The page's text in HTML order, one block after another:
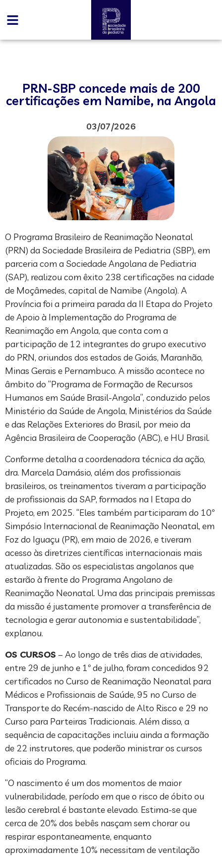
PRN-SBP concede mais de 200
certificações em Namibe, na Angola
03/07/2026
O Programa Brasileiro de Reanimação Neonatal
(PRN) da Sociedade Brasileira de Pediatria (SBP), em
parceria com a Sociedade Angolana de Pediatria
(SAP), realizou com êxito 238 certificações na cidade
de Moçâmedes, capital de Namibe (Angola). A
Província foi a primeira parada da II Etapa do Projeto
de Apoio à Implementação do Programa de
Reanimação em Angola, que conta com a
participação de 12 integrantes do grupo executivo
do PRN, oriundos dos estados de Goiás, Maranhão,
Minas Gerais e Pernambuco. A missão acontece no
âmbito do “Programa de Formação de Recursos
Humanos em Saúde Brasil-Angola”, conduzido pelos
Ministério da Saúde de Angola, Ministérios da Saúde
e das Relações Exteriores do Brasil, por meio da
Agência Brasileira de Cooperação (ABC), e HU Brasil.
Conforme detalha a coordenadora técnica da ação,
dra. Marcela Damásio, além dos profissionais
brasileiros, os treinamentos tiveram a participação
de profissionais da SAP, formados na I Etapa do
Projeto, em 2025. “Eles também participaram do 10º
Simpósio Internacional de Reanimação Neonatal, em
Foz do Iguaçu (PR), em maio de 2026, e tiveram
acesso às diretrizes científicas internacionais mais
atualizadas. São os especialistas angolanos que
estarão à frente do Programa Angolano de
Reanimação Neonatal. Uma das principais premissas
da missão é justamente promover a transferência de
tecnologia e gerar autonomia e sustentabilidade”,
explanou.
OS CURSOS – Ao longo de três dias de atividades,
entre 29 de junho e 1º de julho, foram concedidos 92
certificados no Curso de Reanimação Neonatal para
Médicos e Profissionais de Saúde, 95 no Curso de
Transporte do Recém-nascido de Alto Risco e 29 no
Curso para Parteiras Tradicionais. Além disso, a
sequência de capacitações incluiu ainda a formação
de 22 instrutores, que poderão ministrar os cursos
oficiais do Programa.
“O nascimento é um dos momentos de maior
vulnerabilidade, período em que o risco de óbito ou
lesão cerebral é bastante elevado. Estima-se que
cerca de 20% dos bebês nasçam sem chorar ou
respirar espontaneamente, enquanto
aproximadamente 10% necessitam de ventilação